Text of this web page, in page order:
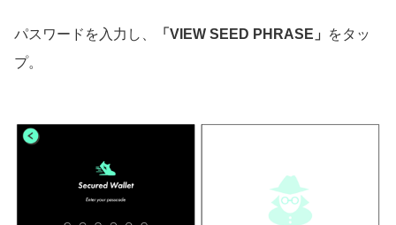
パスワードを入力し、 「VIEW SEED PHRASE」
をタッ
プ。